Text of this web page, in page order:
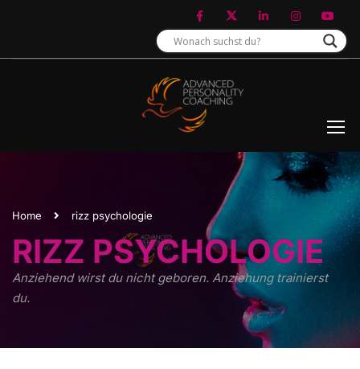
Home rizz psychologie
RIZZ PSYCHOLOGIE
Anziehend wirst du nicht geboren. Anziehung trainierst
du.